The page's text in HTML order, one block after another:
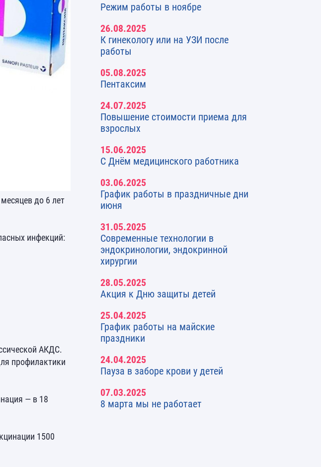
до 6 лет
инфекций:
АКДС.
профилактики
— в 18
1500
Режим работы в ноябре
26.08.2025
К гинекологу или на УЗИ после
работы
05.08.2025
Пентаксим
24.07.2025
Повышение стоимости приема для
взрослых
15.06.2025
С Днём медицинского работника
03.06.2025
График работы в праздничные дни
июня
31.05.2025
Современные технологии в
эндокринологии, эндокринной
хирургии
28.05.2025
Акция к Дню защиты детей
25.04.2025
График работы на майские
праздники
24.04.2025
Пауза в заборе крови у детей
07.03.2025
8 марта мы не работает